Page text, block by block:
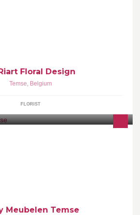
Floral Design
Temse, Belgium
FLORIST
Meubelen Temse